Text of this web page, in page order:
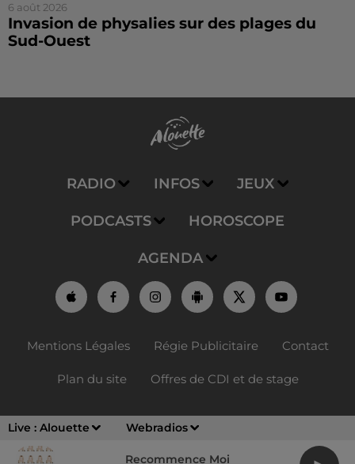
Live : Alouette Webradios
Recommence Moi
6 août 2026
Invasion de physalies sur des plages du
Sud-Ouest
RADIO INFOS JEUX
PODCASTS HOROSCOPE
AGENDA
Mentions Légales Régie Publicitaire Contact
Plan du site Offres de CDI et de stage